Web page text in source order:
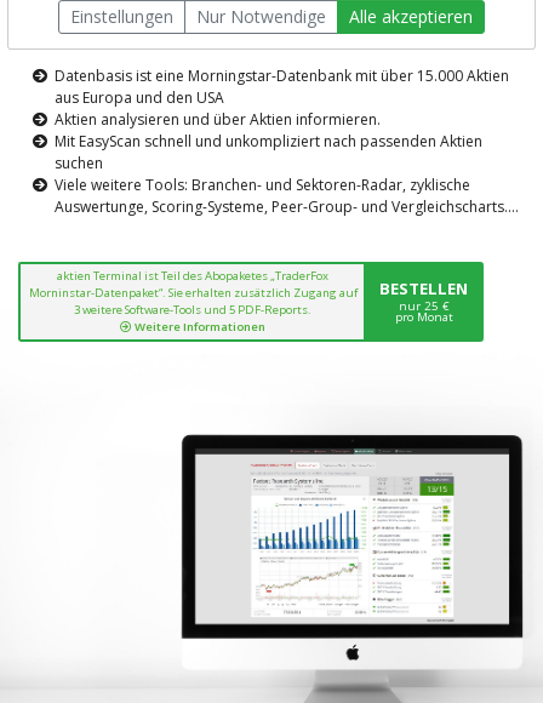
TraderFox
Datenbasis ist eine Morningstar-Datenbank mit über 15.000 Aktien
aus Europa und den USA
Aktien analysieren und über Aktien informieren.
Mit EasyScan schnell und unkompliziert nach passenden Aktien
suchen
Viele weitere Tools: Branchen- und Sektoren-Radar, zyklische
Auswertunge, Scoring-Systeme, Peer-Group- und Vergleichscharts....
aktien Terminal ist Teil des Abopaketes „TraderFox
Morninstar-Datenpaket“. Sie erhalten zusätzlich Zugang auf
3 weitere Software-Tools und 5 PDF-Reports.
Weitere Informationen
BESTELLEN
nur 25 €
pro Monat
Einstellungen Nur Notwendige Alle akzeptieren